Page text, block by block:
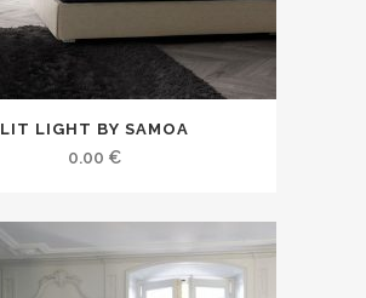
LIT LIGHT BY SAMOA
0.00 €